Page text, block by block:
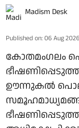
Madism Desk
Published on: 06 Aug
കോതമംഗലം
ഊന്നുകൽ